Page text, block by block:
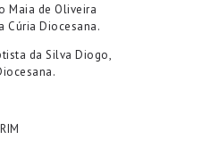
Maia de Oliveira
Cúria Diocesana.
da Silva Diogo,